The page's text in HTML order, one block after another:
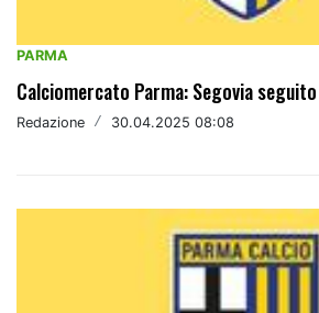
PARMA
Calciomercato Parma: Segovia
Redazione / 30.04.2025 08:08